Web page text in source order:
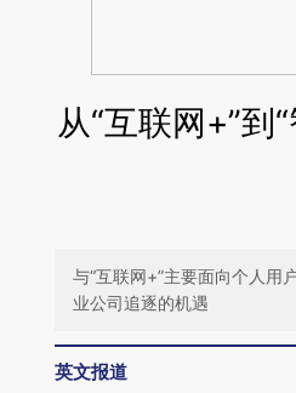
从“互联网+”到
与“互联网+”主要面向个人用
业公司追逐的机遇
英文报道